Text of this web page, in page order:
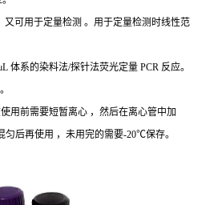
可用于定量检测 。用于定量检测时线性范
体系的染料法/探针法荧光定量 PCR 反应。
用前需要短暂离心 ，然后在离心管中加
匀后再使用 ，未用完的需要-20℃保存。